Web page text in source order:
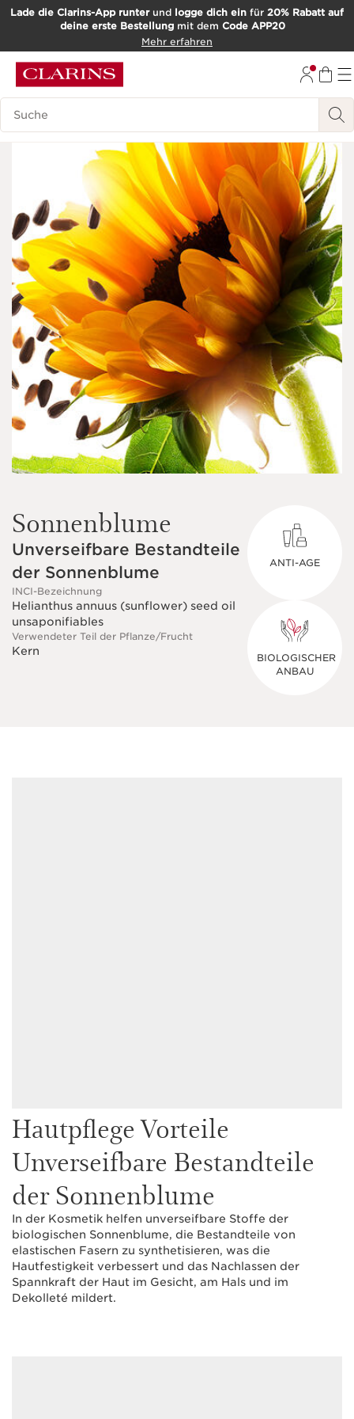
WEITER ZUM INHALT
Lade die Clarins-App runterund logge dich ein für 20% Rabatt auf
deine erste Bestellungmit dem Code APP20
Mehr erfahren
Such-Historie
Sonnenblume
Unverseifbare Bestandteile
der Sonnenblume
INCI-Bezeichnung
Helianthus annuus (sunflower) seed oil
unsaponifiables
Verwendeter Teil der Pflanze/Frucht
Kern
ANTI-AGE
BIOLOGISCHER
ANBAU
Hautpflege Vorteile
Unverseifbare Bestandteile
der Sonnenblume
In der Kosmetik helfen unverseifbare Stoffe der
biologischen Sonnenblume, die Bestandteile von
elastischen Fasern zu synthetisieren, was die
Hautfestigkeit verbessert und das Nachlassen der
Spannkraft der Haut im Gesicht, am Hals und im
Dekolleté mildert.